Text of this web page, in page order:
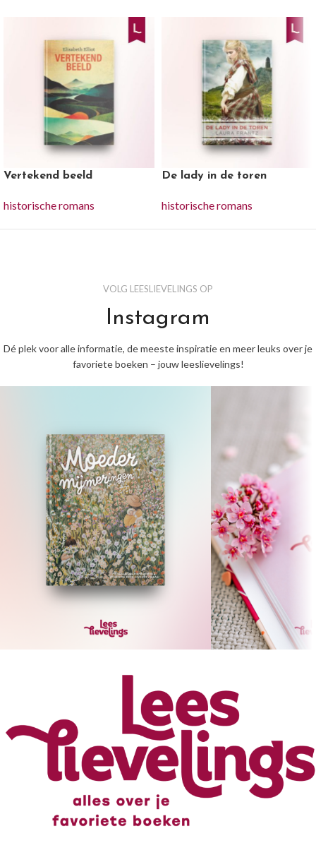
Vertekend beeld
historische romans
De lady in de toren
historische romans
VOLG LEESLIEVELINGS OP
Instagram
Dé plek voor alle informatie, de meeste inspiratie en meer leuks over je
favoriete boeken – jouw leeslievelings!